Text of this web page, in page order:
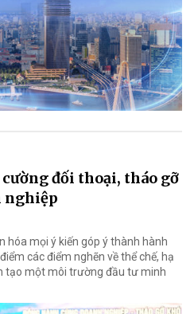
đối thoại, tháo gỡ
nghiệp
hóa mọi ý kiến góp ý thành hành
các điểm nghẽn về thể chế, hạ
tạo một môi trường đầu tư minh